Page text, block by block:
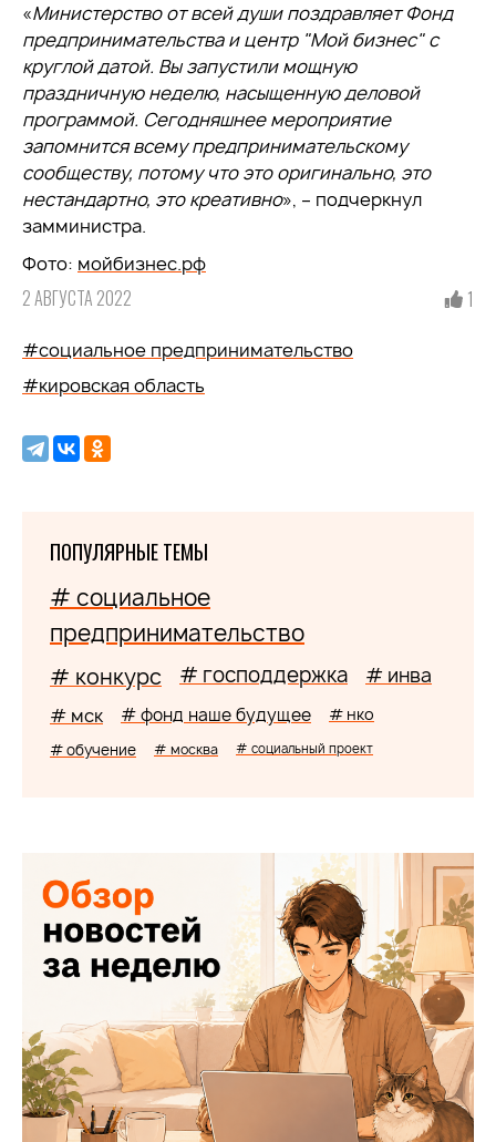
«Министерство от всей души поздравляет Фонд
предпринимательства и центр "Мой бизнес" с
круглой датой. Вы запустили мощную
праздничную неделю, насыщенную деловой
программой. Сегодняшнее мероприятие
запомнится всему предпринимательскому
сообществу, потому что это оригинально, это
нестандартно, это креативно», – подчеркнул
замминистра.
Фото: мойбизнес.рф
2 АВГУСТА 2022 1
#социальное предпринимательство
#кировская область
ПОПУЛЯРНЫЕ ТЕМЫ
# социальное
предпринимательство
# конкурс # господдержка # инва
# мск # фонд наше будущее # нко
# обучение # москва # социальный проект